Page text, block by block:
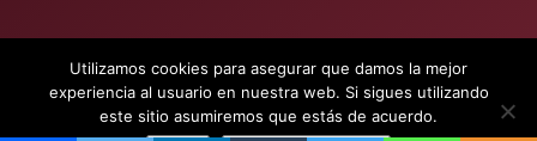
© 2026 Cocinar es vida · Publicado por MEDIOS DIGITALES DEL
SUR LTD · Empresa registrada en Inglaterra y Gales.
Utilizamos cookies para asegurar que damos la mejor
experiencia al usuario en nuestra web. Si sigues utilizando
este sitio asumiremos que estás de acuerdo.